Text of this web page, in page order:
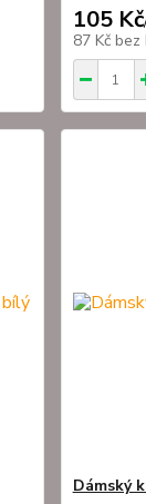
105 Kč
87 Kč bez
Dámský